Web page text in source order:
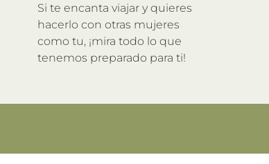
Si te encanta viajar y quieres
hacerlo con otras mujeres
como tu, ¡mira todo lo que
tenemos preparado para ti!